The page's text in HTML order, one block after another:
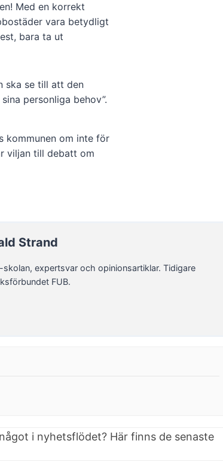
Med en korrekt
vara betydligt
bara ta ut
ska se till att den
personliga behov”.
kommunen om inte för
viljan till debatt om
Strand
skolan, expertsvar och opinionsartiklar. Tidigare
FUB.
i nyhetsflödet? Här finns de senaste